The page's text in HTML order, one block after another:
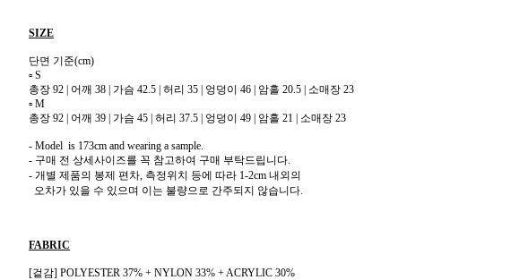
SIZE
단면 기준(cm)
▫ S
총장 92 | 어깨 38 | 가슴 42.5 | 허리 35 | 엉덩이 46 | 암홀 20.5 | 소매장 23
▫ M
총장 92 | 어깨 39 | 가슴 45 | 허리 37.5 | 엉덩이 49 | 암홀 21 | 소매장 23
- Model is 173cm and wearing a sample.
- 구매 전 상세사이즈를 꼭 참고하여 구매 부탁드립니다.
- 개별 제품의 봉제 편차, 측정위치 등에 따라 1-2cm 내외의
오차가 있을 수 있으며 이는 불량으로 간주되지 않습니다.
FABRIC
[겉감] POLYESTER 37% + NYLON 33% + ACRYLIC 30%